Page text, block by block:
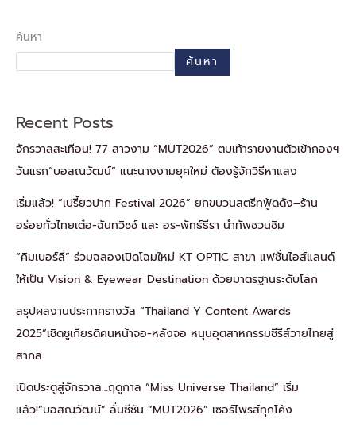
ค้นหา
ค้นหา
Recent Posts
จักรวาลสะเทือน! 77 สาวงาม “MUT2026” ตบเท้ารายงานตัวเข้ากองฯ
วันแรก“บอสณวัฒน์” แนะนางงามยุคใหม่ ต้องรู้จักวิธีหาแสง
เริ่มแล้ว! “เปรี้ยวปาก Festival 2026” ยกขบวนสตรีทฟู้ดดัง–ร้าน
อร่อยทั่วไทยเต๋อ-ฉันทวิชช์ และ อร-พัทธ์ธีรา นำทัพชวนชิม
“คิมเบอร์ลี่” ร่วมฉลองเปิดโฉมใหม่ KT OPTIC สาขา แฟชั่นไอส์แลนด์
ให้เป็น Vision & Eyewear Destination ด้วยมาตรฐานระดับโลก
สรุปผลงานประกาศรางวัล “Thailand Y Content Awards
2025”เชิดชูเกียรติคนหน้าจอ-หลังจอ หนุนอุตสาหกรรมซีรีส์วายไทยสู่
สากล
เปิดประตูสู่จักรวาล…ฤดูกาล “Miss Universe Thailand” เริ่ม
แล้ว!“บอสณวัฒน์” ลั่นซีซัน “MUT2026” เซอร์ไพรส์ทุกโค้ง